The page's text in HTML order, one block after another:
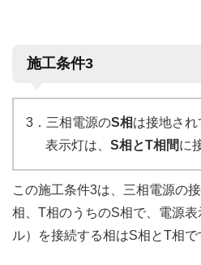
施工条件3
3．三相電源のS相は接地さ
表示灯は、 S相とT相間に
この施工条件3は、三相電源の
相、T相のうちのS相で、電源
ル）を接続する相はS相とT相で